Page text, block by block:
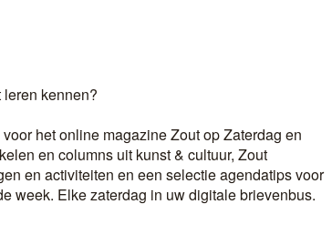
maand ontvangt u het kunst- en